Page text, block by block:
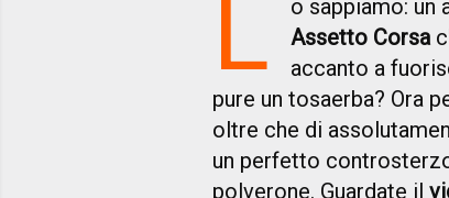
L
o sappiamo: un
Assetto Corsa
accanto a
pure un tosaerba? Ora
oltre che di
un perfetto
polverone. Guardate il